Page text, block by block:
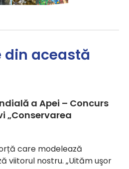
din această
a Apei – Concurs
„Conservarea
care modelează
viitorul nostru. „Uităm uşor